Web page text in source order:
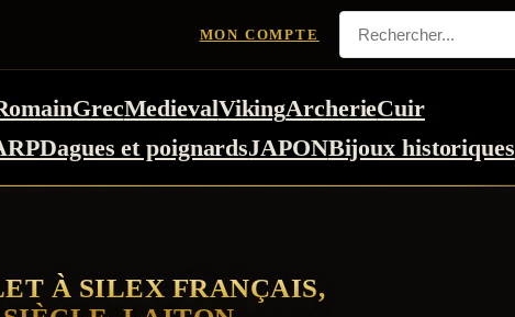
MON COMPTE
GrecMedievalVikingArcherieCuir
Dagues et poignardsJAPONBijoux historiques
À SILEX FRANÇAIS,